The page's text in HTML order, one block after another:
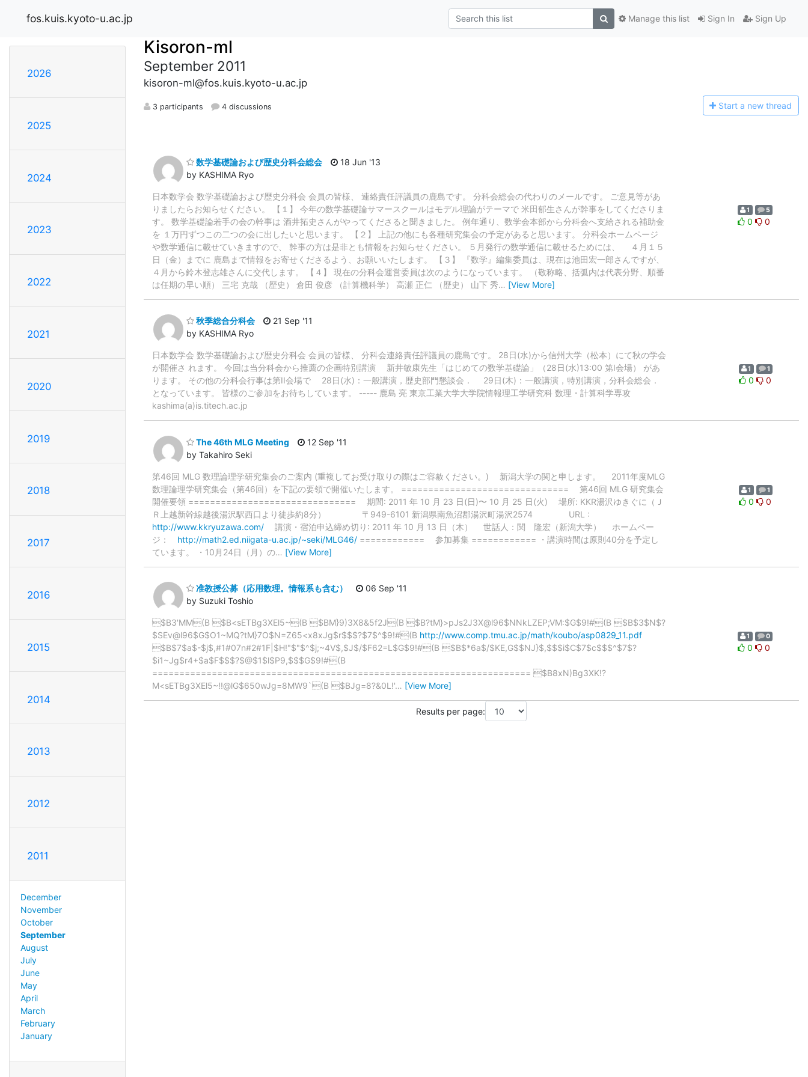
fos.kuis.kyoto-u.ac.jp Sign In Sign Up
Manage this list
2026
2025
2024
2023
2022
2021
2020
2019
2018
2017
2016
2015
2014
2013
2012
2011
December
November
October
September
August
July
June
May
April
March
February
January
Kisoron-ml
September 2011
kisoron-ml@fos.kuis.kyoto-u.ac.jp
3 participants 4 discussions Start a new thread
数学基礎論および歴史分科会総会
by KASHIMA Ryo
18 Jun '13
日本数学会 数学基礎論および歴史分科会 会員の皆様、 連絡責任評議員の鹿島です。 分科会総会の代わりのメールです。 ご意見等があ
りましたらお知らせください。 【１】 今年の数学基礎論サマースクールはモデル理論がテーマで 米田郁生さんが幹事をしてくださりま
す。 数学基礎論若手の会の幹事は 酒井拓史さんがやってくださると聞きました。 例年通り、数学会本部から分科会へ支給される補助金
を １万円ずつこの二つの会に出したいと思います。 【２】 上記の他にも各種研究集会の予定があると思います。 分科会ホームページ
や数学通信に載せていきますので、 幹事の方は是非とも情報をお知らせください。 ５月発行の数学通信に載せるためには、 ４月１５
日（金）までに 鹿島まで情報をお寄せくださるよう、お願いいたします。 【３】 『数学』編集委員は、現在は池田宏一郎さんですが、
４月から鈴木登志雄さんに交代します。 【４】 現在の分科会運営委員は次のようになっています。 （敬称略、括弧内は代表分野、順番
は任期の早い順） 三宅 克哉 （歴史） 倉田 俊彦 （計算機科学） 高瀬 正仁 （歴史） 山下 秀… [View More]
1 5
0 0
秋季総合分科会
by KASHIMA Ryo
21 Sep '11
日本数学会 数学基礎論および歴史分科会 会員の皆様、 分科会連絡責任評議員の鹿島です。 28日(水)から信州大学（松本）にて秋の学会
が開催さ れます。 今回は当分科会から推薦の企画特別講演 新井敏康先生「はじめての数学基礎論」（28日(水)13:00 第I会場） があ
ります。 その他の分科会行事は第II会場で 28日(水)：一般講演，歴史部門懇談会． 29日(木)：一般講演，特別講演，分科会総会．
となっています。 皆様のご参加をお待ちしています。 ----- 鹿島 亮 東京工業大学大学院情報理工学研究科 数理・計算科学専攻
kashima(a)is.titech.ac.jp
1 1
0 0
The 46th MLG Meeting
by Takahiro Seki
12 Sep '11
第46回 MLG 数理論理学研究集会のご案内 (重複してお受け取りの際はご容赦ください。) 新潟大学の関と申します。 2011年度MLG
数理論理学研究集会（第46回）を下記の要領で開催いたします。 =============================== 第46回 MLG 研究集会
開催要領 =============================== 期間: 2011 年 10 月 23 日(日)〜 10 月 25 日(火) 場所: KKR湯沢ゆきぐに（Ｊ
Ｒ上越新幹線越後湯沢駅西口より徒歩約8分） 〒949-6101 新潟県南魚沼郡湯沢町湯沢2574 URL :
http://www.kkryuzawa.com/ 講演・宿泊申込締め切り: 2011 年 10 月 13 日（木） 世話人：関 隆宏（新潟大学） ホームペー
ジ： http://math2.ed.niigata-u.ac.jp/~seki/MLG46/ ============ 参加募集 ============ ・講演時間は原則40分を予定し
ています。 ・10月24日（月）の… [View More]
1 1
0 0
准教授公募（応用数理。情報系も含む）
by Suzuki Toshio
06 Sep '11
$B3'MM(B $B<sETBg3XEl5~(B $BM}9)3X8&5f2J(B $B?tM}>pJs2J3X@l96$NNkLZEP;VM:$G$9!#(B $B$3$N$?
$SEv@l96$G$O1~MQ?tM}7O$N=Z65<x8xJg$r$$$?$7$^$9!#(B http://www.comp.tmu.ac.jp/math/koubo/asp0829_11.pdf
$B$7$a$-$j$,#1#07n#2#1F|$H!"$"$^$j;~4V$,$J$/$F62=L$G$9!#(B $B$*6a$/$KE,G$$NJ}$,$$$i$C$7$c$$$^$7$?
$i1~Jg$r4+$a$F$$$?$@$1$l$P9,$$$G$9!#(B
====================================================================== $B8xN)Bg3XK!?
M<sETBg3XEl5~!!@lG$650wJg=8MW9`(B $BJg=8?&0L!'… [View More]
1 0
0 0
Results per page: